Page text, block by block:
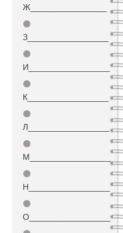
Ж________________
⚫
З_________________
⚫
И_________________
⚫
К_________________
⚫
Л_________________
⚫
М_________________
⚫
Н_________________
⚫
О_________________